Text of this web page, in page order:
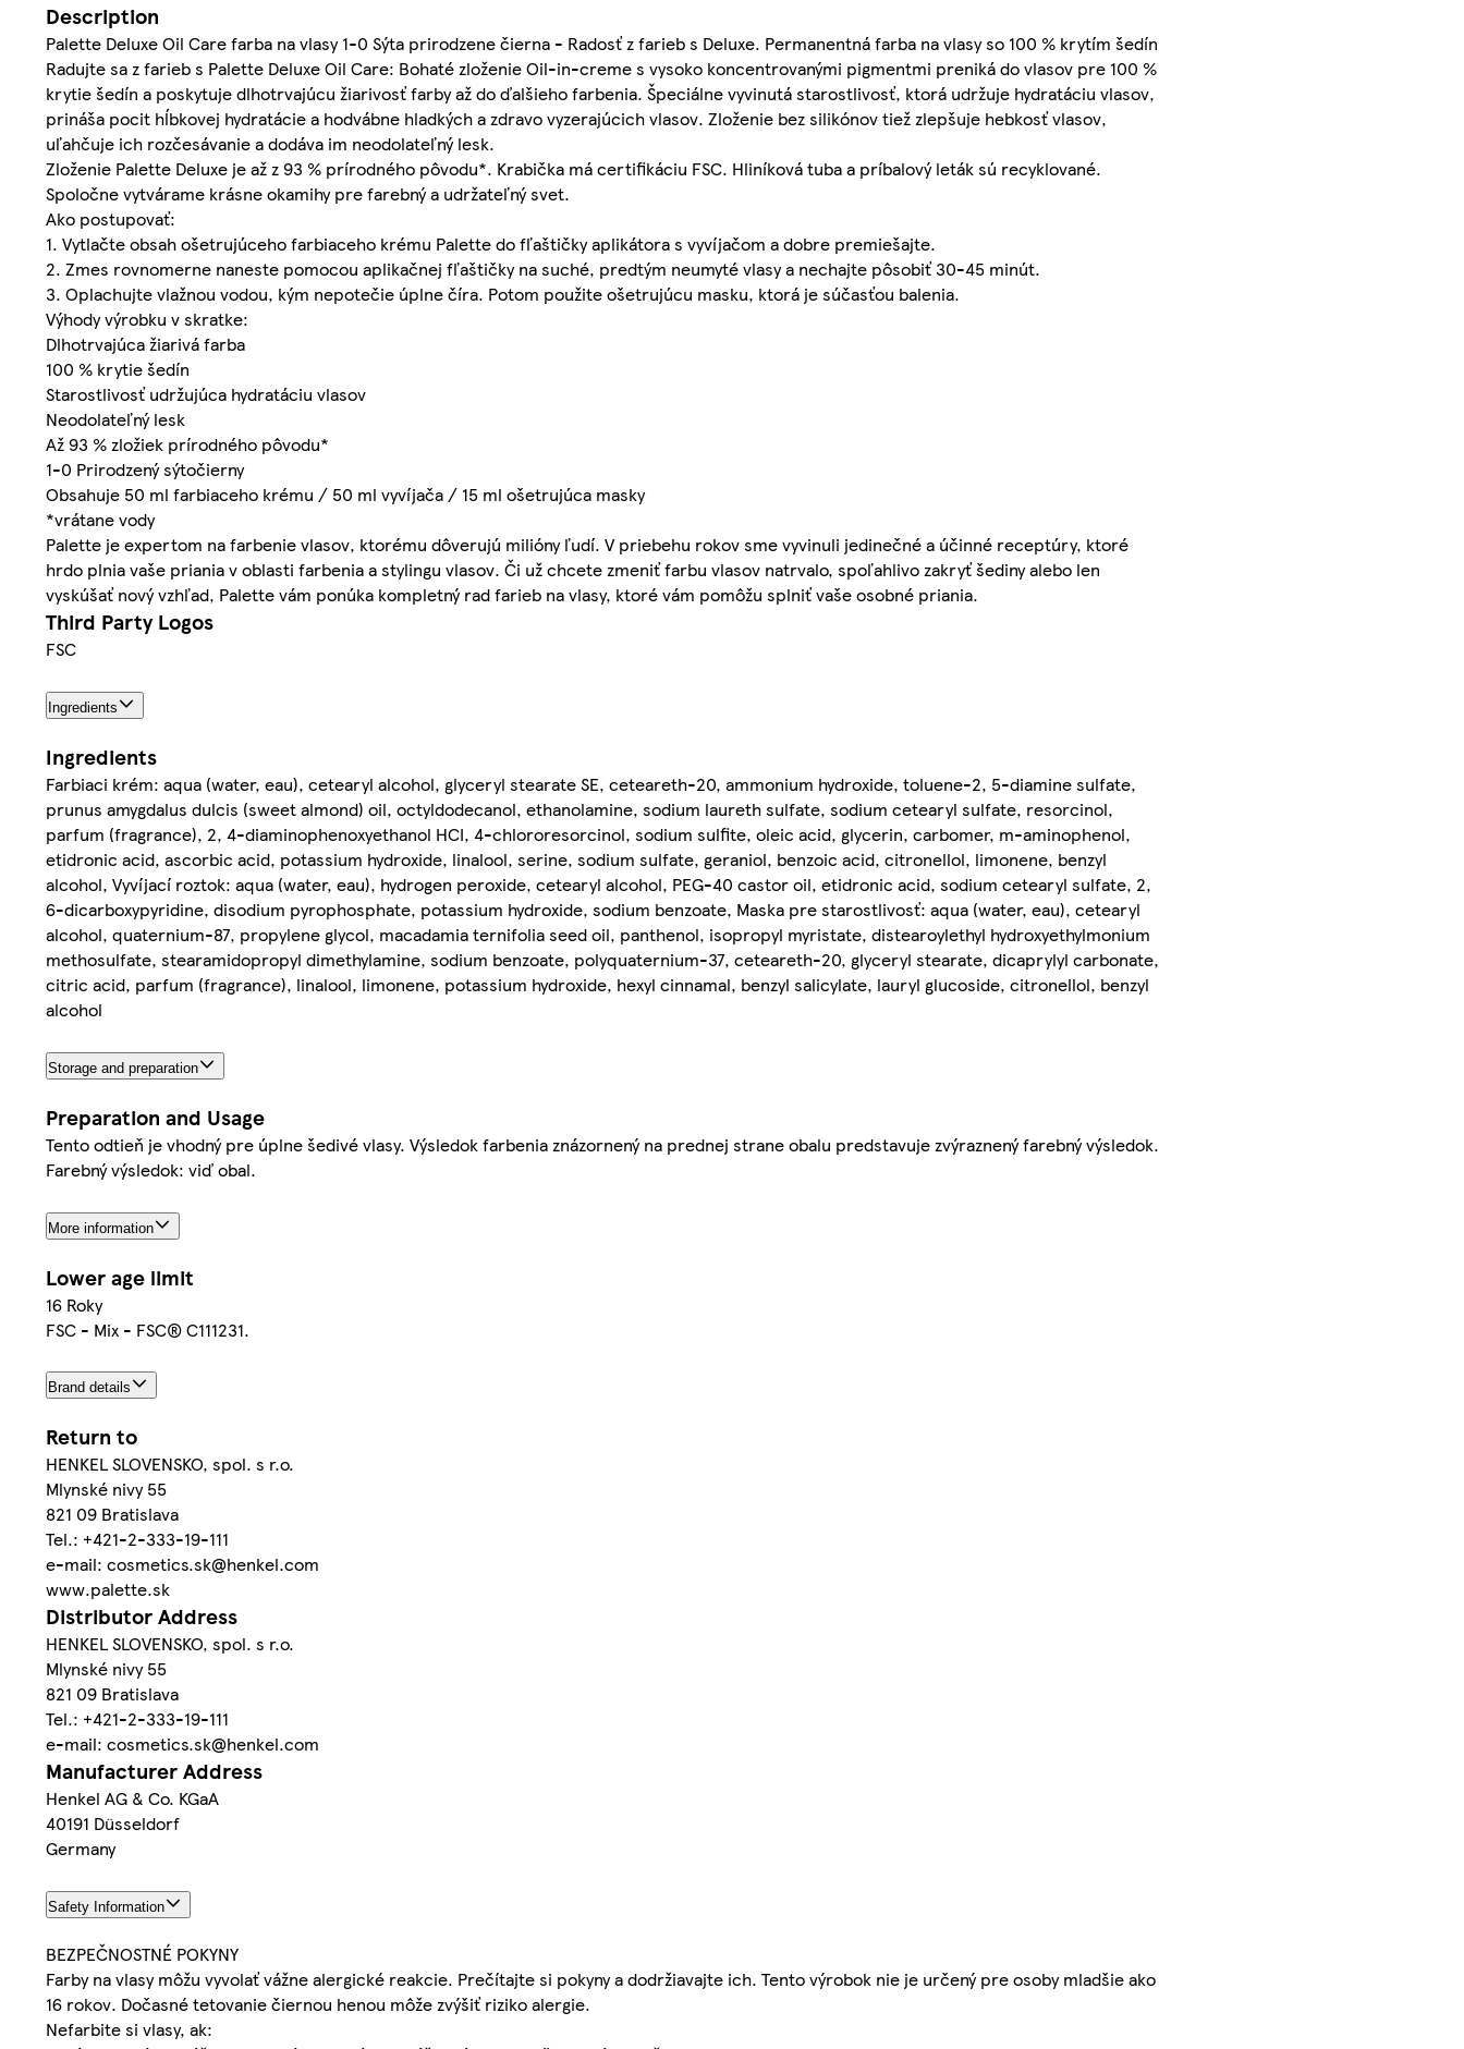
Description
Palette Deluxe Oil Care farba na vlasy 1-0 Sýta prirodzene čierna - Radosť z farieb s Deluxe. Permanentná farba na vlasy so 100 % krytím šedín
Radujte sa z farieb s Palette Deluxe Oil Care: Bohaté zloženie Oil-in-creme s vysoko koncentrovanými pigmentmi preniká do vlasov pre 100 %
krytie šedín a poskytuje dlhotrvajúcu žiarivosť farby až do ďalšieho farbenia. Špeciálne vyvinutá starostlivosť, ktorá udržuje hydratáciu vlasov,
prináša pocit hĺbkovej hydratácie a hodvábne hladkých a zdravo vyzerajúcich vlasov. Zloženie bez silikónov tiež zlepšuje hebkosť vlasov,
uľahčuje ich rozčesávanie a dodáva im neodolateľný lesk.
Zloženie Palette Deluxe je až z 93 % prírodného pôvodu*. Krabička má certifikáciu FSC. Hliníková tuba a príbalový leták sú recyklované.
Spoločne vytvárame krásne okamihy pre farebný a udržateľný svet.
Ako postupovať:
1. Vytlačte obsah ošetrujúceho farbiaceho krému Palette do fľaštičky aplikátora s vyvíjačom a dobre premiešajte.
2. Zmes rovnomerne naneste pomocou aplikačnej fľaštičky na suché, predtým neumyté vlasy a nechajte pôsobiť 30-45 minút.
3. Oplachujte vlažnou vodou, kým nepotečie úplne číra. Potom použite ošetrujúcu masku, ktorá je súčasťou balenia.
Výhody výrobku v skratke:
Dlhotrvajúca žiarivá farba
100 % krytie šedín
Starostlivosť udržujúca hydratáciu vlasov
Neodolateľný lesk
Až 93 % zložiek prírodného pôvodu*
1-0 Prirodzený sýtočierny
Obsahuje 50 ml farbiaceho krému / 50 ml vyvíjača / 15 ml ošetrujúca masky
*vrátane vody
Palette je expertom na farbenie vlasov, ktorému dôverujú milióny ľudí. V priebehu rokov sme vyvinuli jedinečné a účinné receptúry, ktoré
hrdo plnia vaše priania v oblasti farbenia a stylingu vlasov. Či už chcete zmeniť farbu vlasov natrvalo, spoľahlivo zakryť šediny alebo len
vyskúšať nový vzhľad, Palette vám ponúka kompletný rad farieb na vlasy, ktoré vám pomôžu splniť vaše osobné priania.
Third Party Logos
FSC
Ingredients
Ingredients
Farbiaci krém: aqua (water, eau), cetearyl alcohol, glyceryl stearate SE, ceteareth-20, ammonium hydroxide, toluene-2, 5-diamine sulfate,
prunus amygdalus dulcis (sweet almond) oil, octyldodecanol, ethanolamine, sodium laureth sulfate, sodium cetearyl sulfate, resorcinol,
parfum (fragrance), 2, 4-diaminophenoxyethanol HCI, 4-chlororesorcinol, sodium sulfite, oleic acid, glycerin, carbomer, m-aminophenol,
etidronic acid, ascorbic acid, potassium hydroxide, linalool, serine, sodium sulfate, geraniol, benzoic acid, citronellol, limonene, benzyl
alcohol, Vyvíjací roztok: aqua (water, eau), hydrogen peroxide, cetearyl alcohol, PEG-40 castor oil, etidronic acid, sodium cetearyl sulfate, 2,
6-dicarboxypyridine, disodium pyrophosphate, potassium hydroxide, sodium benzoate, Maska pre starostlivosť: aqua (water, eau), cetearyl
alcohol, quaternium-87, propylene glycol, macadamia ternifolia seed oil, panthenol, isopropyl myristate, distearoylethyl hydroxyethylmonium
methosulfate, stearamidopropyl dimethylamine, sodium benzoate, polyquaternium-37, ceteareth-20, glyceryl stearate, dicaprylyl carbonate,
citric acid, parfum (fragrance), linalool, limonene, potassium hydroxide, hexyl cinnamal, benzyl salicylate, lauryl glucoside, citronellol, benzyl
alcohol
Storage and preparation
Preparation and Usage
Tento odtieň je vhodný pre úplne šedivé vlasy. Výsledok farbenia znázornený na prednej strane obalu predstavuje zvýraznený farebný výsledok.
Farebný výsledok: viď obal.
More information
Lower age limit
16 Roky
FSC - Mix - FSC® C111231.
Brand details
Return to
HENKEL SLOVENSKO, spol. s r.o.
Mlynské nivy 55
821 09 Bratislava
Tel.: +421-2-333-19-111
e-mail: cosmetics.sk@henkel.com
www.palette.sk
Distributor Address
HENKEL SLOVENSKO, spol. s r.o.
Mlynské nivy 55
821 09 Bratislava
Tel.: +421-2-333-19-111
e-mail: cosmetics.sk@henkel.com
Manufacturer Address
Henkel AG & Co. KGaA
40191 Düsseldorf
Germany
Safety Information
BEZPEČNOSTNÉ POKYNY
Farby na vlasy môžu vyvolať vážne alergické reakcie. Prečítajte si pokyny a dodržiavajte ich. Tento výrobok nie je určený pre osoby mladšie ako
16 rokov. Dočasné tetovanie čiernou henou môže zvýšiť riziko alergie.
Nefarbite si vlasy, ak: